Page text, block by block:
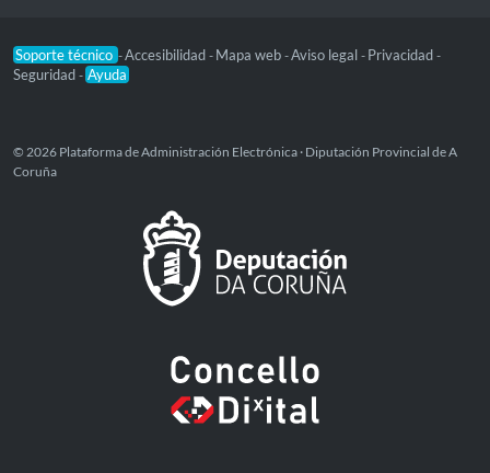
Soporte técnico -Accesibilidad - Mapa web -Aviso legal - Privacidad -
Seguridad - Ayuda
© 2026 Plataforma de Administración Electrónica · Diputación Provincial de A
Coruña